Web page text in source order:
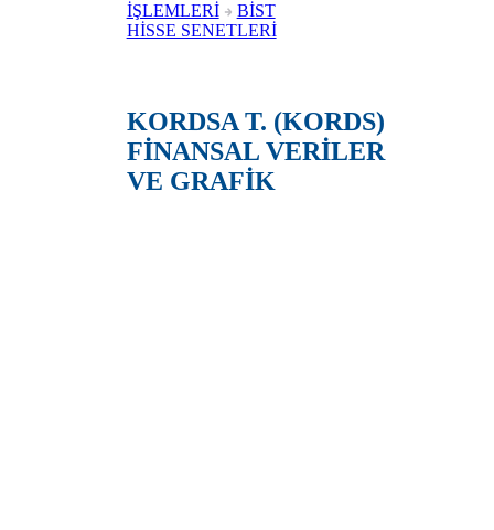
İŞLEMLERİ
BİST
HİSSE SENETLERİ
KORDSA T. (KORDS)
FİNANSAL VERİLER
VE GRAFİK